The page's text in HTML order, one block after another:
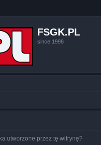
FSGK.PL
since 1998
utworzone przez tę witrynę?